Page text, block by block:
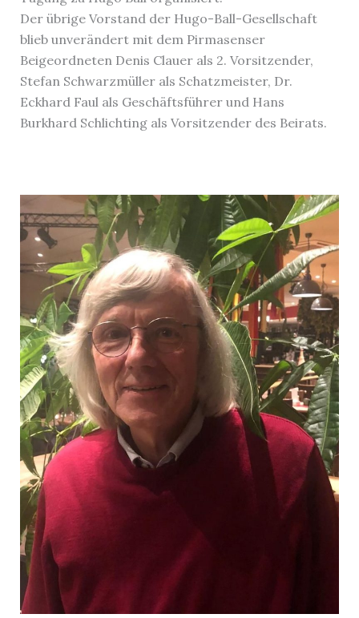
Der übrige Vorstand der Hugo-Ball-Gesellschaft
blieb unverändert mit dem Pirmasenser
Beigeordneten Denis Clauer als 2. Vorsitzender,
Stefan Schwarzmüller als Schatzmeister, Dr.
Eckhard Faul als Geschäftsführer und Hans
Burkhard Schlichting als Vorsitzender des Beirats.